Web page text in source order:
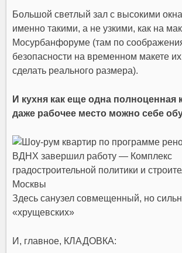
Большой светлый зал с высокими
именно такими, а не узкими, как на
Мосурбанфоруме (там по
безопасности на временном макете
сделать реального размера).
И кухня как еще одна полноценная
даже рабочее место можно себе
Здесь санузел совмещенный, но
«хрущевских»
И, главное, КЛАДОВКА: